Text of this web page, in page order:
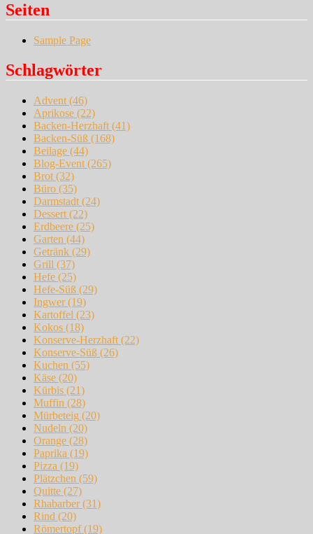
Seiten
Sample Page
Schlagwörter
Advent (46)
Aprikose (22)
Backen-Herzhaft (41)
Backen-Süß (168)
Beilage (44)
Blog-Event (265)
Brot (32)
Büro (35)
Darmstadt (24)
Dessert (22)
Erdbeere (25)
Garten (44)
Getränk (29)
Grill (37)
Hefe (25)
Hefe-Süß (29)
Ingwer(19)
Kartoffel (23)
Kokos (18)
Konserve-Herzhaft (22)
Konserve-Süß (26)
Kuchen (55)
Käse (20)
Kürbis (21)
Muffin (28)
Mürbeteig (20)
Nudeln (20)
Orange (28)
Paprika (19)
Pizza (19)
Plätzchen (59)
Quitte (27)
Rhabarber(31)
Rind (20)
Römertopf(19)